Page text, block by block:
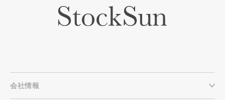
会社情報